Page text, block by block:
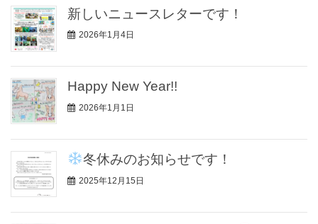
新しいニュースレターです！
2026年1月4日
Happy New Year!!
2026年1月1日
冬休みのお知らせです！
2025年12月15日